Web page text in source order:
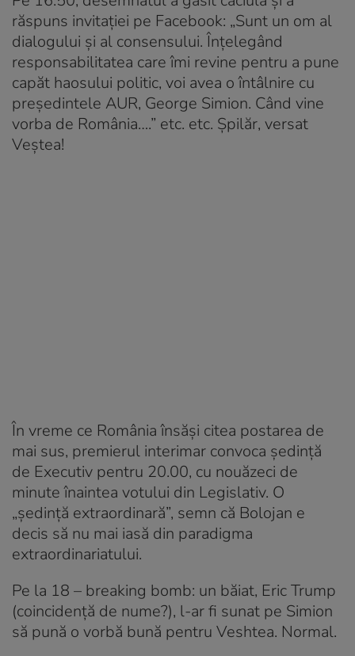
răspuns invitației pe Facebook: „Sunt un om al
dialogului și al consensului. Înțelegând
responsabilitatea care îmi revine pentru a pune
capăt haosului politic, voi avea o întâlnire cu
președintele AUR, George Simion. Când vine
vorba de România….” etc. etc. Șpilăr, versat
Veștea!
În vreme ce România însăși citea postarea de
mai sus, premierul interimar convoca ședință
de Executiv pentru 20.00, cu nouăzeci de
minute înaintea votului din Legislativ. O
„ședință extraordinară”, semn că Bolojan e
decis să nu mai iasă din paradigma
extraordinariatului.
Pe la 18 – breaking bomb: un băiat, Eric Trump
(coincidență de nume?), l-ar fi sunat pe Simion
să pună o vorbă bună pentru Veshtea. Normal.